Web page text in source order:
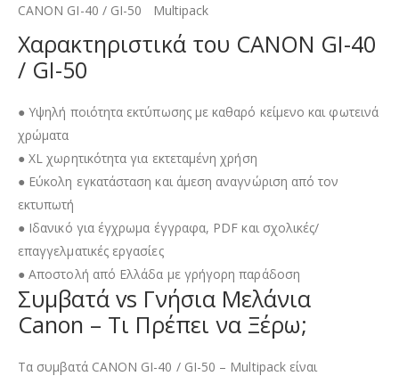
CANON GI-40 / GI-50 Multipack
Χαρακτηριστικά του CANON GI-40
/ GI-50
● Υψηλή ποιότητα εκτύπωσης με καθαρό κείμενο και φωτεινά
χρώματα
● XL χωρητικότητα για εκτεταμένη χρήση
● Εύκολη εγκατάσταση και άμεση αναγνώριση από τον
εκτυπωτή
● Ιδανικό για έγχρωμα έγγραφα, PDF και σχολικές/
επαγγελματικές εργασίες
● Αποστολή από Ελλάδα με γρήγορη παράδοση
Συμβατά vs Γνήσια Μελάνια
Canon – Τι Πρέπει να Ξέρω;
Τα συμβατά CANON GI-40 / GI-50 – Multipack είναι